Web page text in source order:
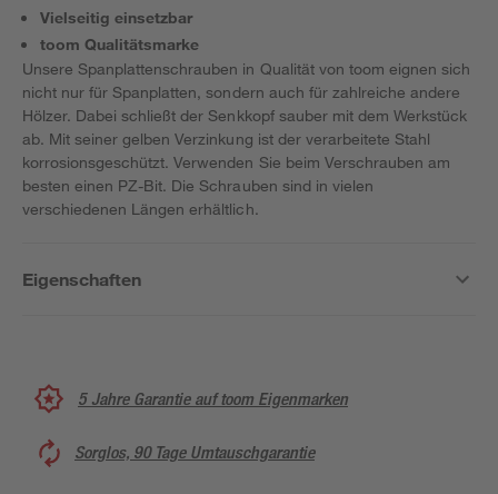
Vielseitig einsetzbar
toom Qualitätsmarke
Unsere Spanplattenschrauben in Qualität von toom eignen sich
nicht nur für Spanplatten, sondern auch für zahlreiche andere
Hölzer. Dabei schließt der Senkkopf sauber mit dem Werkstück
ab. Mit seiner gelben Verzinkung ist der verarbeitete Stahl
korrosionsgeschützt. Verwenden Sie beim Verschrauben am
besten einen PZ-Bit. Die Schrauben sind in vielen
verschiedenen Längen erhältlich.
Eigenschaften
5 Jahre Garantie auf toom Eigenmarken
Sorglos, 90 Tage Umtauschgarantie